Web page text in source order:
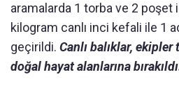
aramalarda 1 torba ve 2 poşet
kilogram canlı inci kefali ile 1
geçirildi. Canlı balıklar,
doğal hayat alanlarına